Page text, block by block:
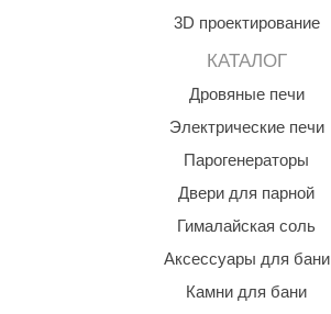
3D проектирование
КАТАЛОГ
Дровяные печи
Электрические печи
Парогенераторы
Двери для парной
Гималайская соль
Аксессуары для бани
Камни для бани